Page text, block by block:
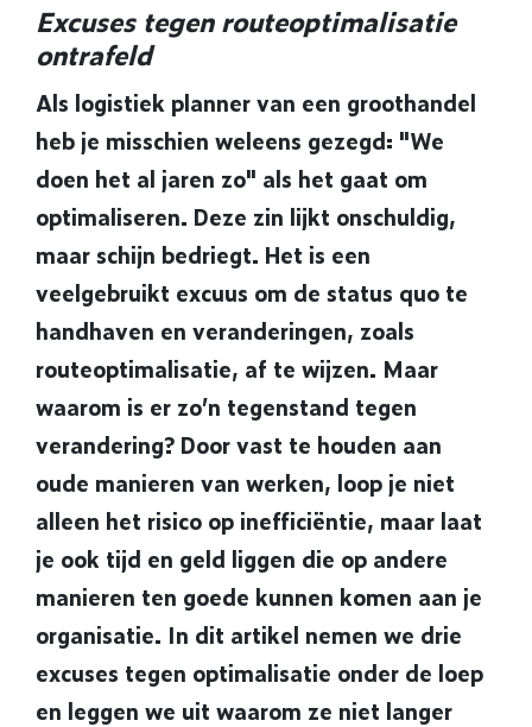
Excuses tegen routeoptimalisatie
ontrafeld
Als logistiek planner van een groothandel
heb je misschien weleens gezegd: "We
doen het al jaren zo" als het gaat om
optimaliseren. Deze zin lijkt onschuldig,
maar schijn bedriegt. Het is een
veelgebruikt excuus om de status quo te
handhaven en veranderingen, zoals
routeoptimalisatie, af te wijzen. Maar
waarom is er zo’n tegenstand tegen
verandering? Door vast te houden aan
oude manieren van werken, loop je niet
alleen het risico op inefficiëntie, maar laat
je ook tijd en geld liggen die op andere
manieren ten goede kunnen komen aan je
organisatie. In dit artikel nemen we drie
excuses tegen optimalisatie onder de loep
en leggen we uit waarom ze niet langer